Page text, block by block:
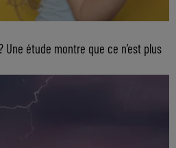
étude montre que ce n’est plus